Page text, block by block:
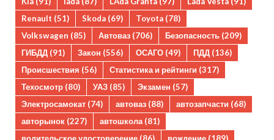
Renault (51) Skoda (69) Toyota (78)
Volkswagen (85) Автоваз (706) Безопасность (209)
ГИБДД (91) Закон (556) ОСАГО (49) ПДД (136)
Происшествия (56) Статистика и рейтинги (317)
Техосмотр (80) УАЗ (85) Экзамен (57)
Электросамокат (74) автоваз (88) автозапчасти (68)
авторынок (227) автошкола(81)